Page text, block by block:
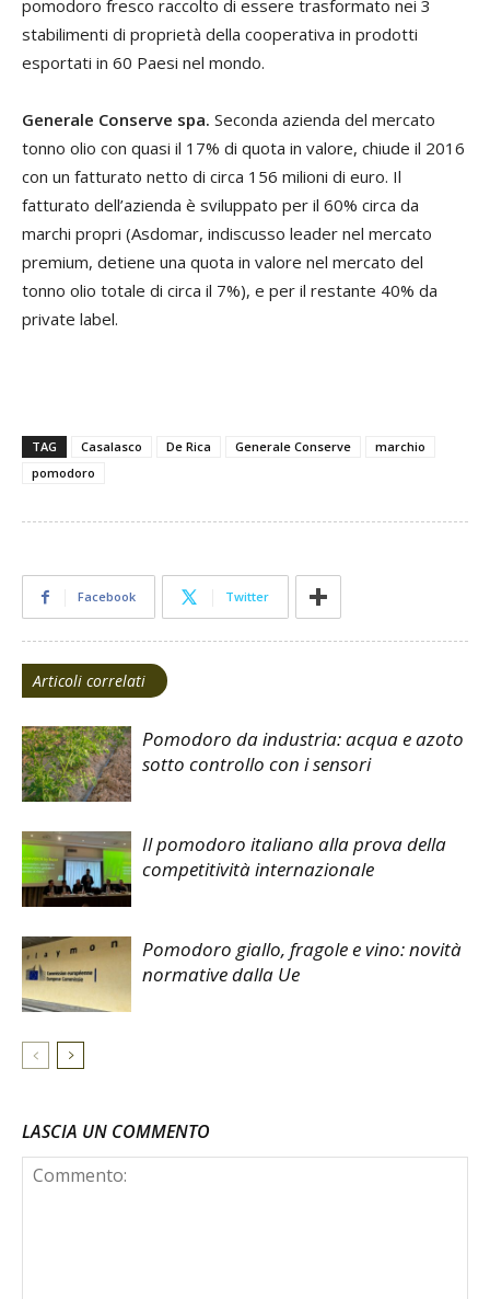
pomodoro fresco raccolto di essere trasformato nei 3
stabilimenti di proprietà della cooperativa in prodotti
esportati in 60 Paesi nel mondo.
Generale Conserve spa. Seconda azienda del mercato
tonno olio con quasi il 17% di quota in valore, chiude il 2016
con un fatturato netto di circa 156 milioni di euro. Il
fatturato dell’azienda è sviluppato per il 60% circa da
marchi propri (Asdomar, indiscusso leader nel mercato
premium, detiene una quota in valore nel mercato del
tonno olio totale di circa il 7%), e per il restante 40% da
private label.
TAG Casalasco De Rica Generale Conserve
marchio
pomodoro
Facebook Twitter
Articoli correlati
Pomodoro da industria: acqua e azoto
sotto controllo con i sensori
Il pomodoro italiano alla prova della
competitività internazionale
Pomodoro giallo, fragole e vino: novità
normative dalla Ue
LASCIA UN COMMENTO